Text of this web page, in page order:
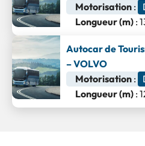
Motorisation :
Longueur (m) :
Autocar de
– VOLVO
Motorisation :
Longueur (m) :